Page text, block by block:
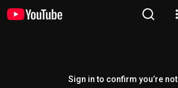
Sign in to confirm you’re